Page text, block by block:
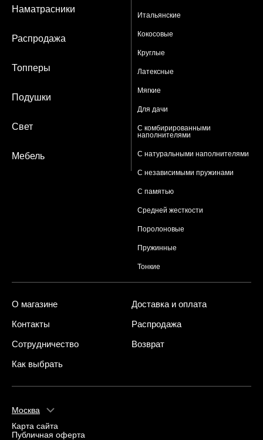
Итальянские
Кокосовые
Круглые
Латексные
Мягкие
Для дачи
С комбирированными
наполнителями
С натуральными наполнителями
С независимыми пружинами
С памятью
Средней жесткости
Поролоновые
Пружинные
Тонкие
Наматрасники
Распродажа
Топперы
Подушки
Свет
Мебель
О магазине
Доставка и оплата
Контакты
Распродажа
Сотрудничество
Возврат
Как выбрать
Москва
Карта сайта
Публичная оферта